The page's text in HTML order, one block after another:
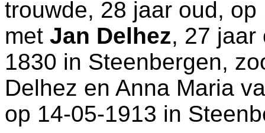
trouwde, 28 jaar oud,
met Jan Delhez, 27 jaar
1830 in Steenbergen,
Delhez en Anna Maria
op 14-05-1913 in